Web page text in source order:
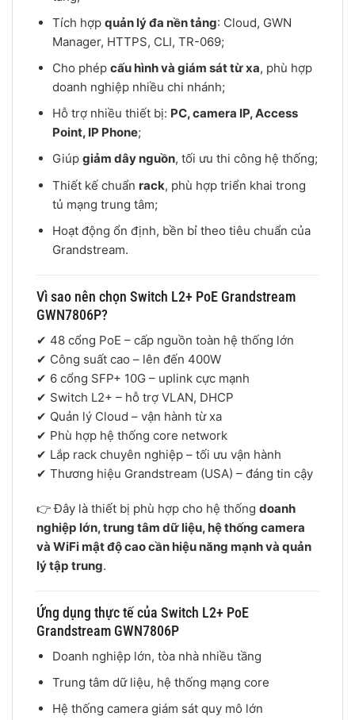
Tích hợp quản lý đa nền tảng: Cloud, GWN
Manager, HTTPS, CLI, TR-069;
Cho phép cấu hình và giám sát từ xa, phù hợp
doanh nghiệp nhiều chi nhánh;
Hỗ trợ nhiều thiết bị: PC, camera IP, Access
Point, IP Phone;
Giúp giảm dây nguồn, tối ưu thi công hệ thống;
Thiết kế chuẩn rack, phù hợp triển khai trong
tủ mạng trung tâm;
Hoạt động ổn định, bền bỉ theo tiêu chuẩn của
Grandstream.
Vì sao nên chọn Switch L2+ PoE Grandstream
GWN7806P?
✔ 48 cổng PoE – cấp nguồn toàn hệ thống lớn
✔ Công suất cao – lên đến 400W
✔ 6 cổng SFP+ 10G – uplink cực mạnh
✔ Switch L2+ – hỗ trợ VLAN, DHCP
✔ Quản lý Cloud – vận hành từ xa
✔ Phù hợp hệ thống core network
✔ Lắp rack chuyên nghiệp – tối ưu vận hành
✔ Thương hiệu Grandstream (USA) – đáng tin cậy
👉 Đây là thiết bị phù hợp cho hệ thống doanh
nghiệp lớn, trung tâm dữ liệu, hệ thống camera
và WiFi mật độ cao cần hiệu năng mạnh và quản
lý tập trung.
Ứng dụng thực tế của Switch L2+ PoE
Grandstream GWN7806P
Doanh nghiệp lớn, tòa nhà nhiều tầng
Trung tâm dữ liệu, hệ thống mạng core
Hệ thống camera giám sát quy mô lớn